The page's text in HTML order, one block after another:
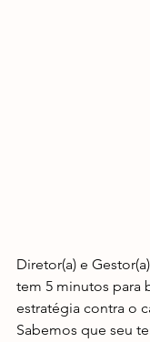
Diretor(a) e
tem 5 minutos para
estratégia contra o
Sabemos que seu